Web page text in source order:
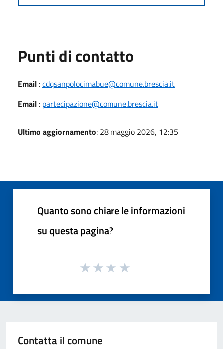
Punti di contatto
Email :cdqsanpolocimabue@comune.brescia.it
Email : partecipazione@comune.brescia.it
Ultimo aggiornamento: 28 maggio 2026, 12:35
Quanto sono chiare le informazioni
su questa pagina?
Contatta il comune